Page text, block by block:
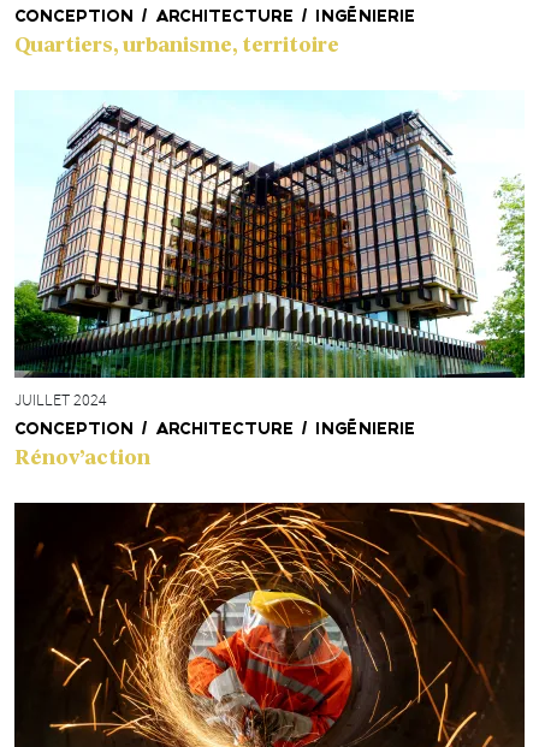
CONCEPTION / ARCHITECTURE / INGÉNIERIE
Quartiers, urbanisme, territoire
JUILLET 2024
CONCEPTION / ARCHITECTURE / INGÉNIERIE
Rénov’action